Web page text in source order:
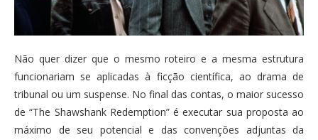
Não quer dizer que o mesmo roteiro e a mesma estrutura
funcionariam se aplicadas à ficção científica, ao drama de
tribunal ou um suspense. No final das contas, o maior sucesso
de “The Shawshank Redemption” é executar sua proposta ao
máximo de seu potencial e das convenções adjuntas da